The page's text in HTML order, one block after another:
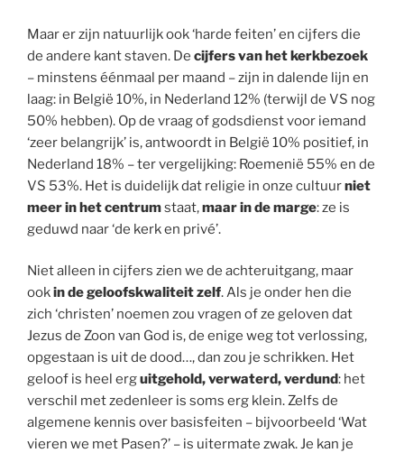
Maar er zijn natuurlijk ook ‘harde feiten’ en cijfers die
de andere kant staven. De cijfers van het kerkbezoek
– minstens éénmaal per maand – zijn in dalende lijn en
laag: in België 10%, in Nederland 12% (terwijl de VS nog
50% hebben). Op de vraag of godsdienst voor iemand
‘zeer belangrijk’ is, antwoordt in België 10% positief, in
Nederland 18% – ter vergelijking: Roemenië 55% en de
VS 53%. Het is duidelijk dat religie in onze cultuurniet
meer in het centrumstaat,maar in de marge: ze is
geduwd naar ‘de kerk en privé’.
Niet alleen in cijfers zien we de achteruitgang, maar
ookin de geloofskwaliteit zelf. Als je onder hen die
zich ‘christen’ noemen zou vragen of ze geloven dat
Jezus de Zoon van God is, de enige weg tot verlossing,
opgestaan is uit de dood…, dan zou je schrikken. Het
geloof is heel erguitgehold, verwaterd, verdund: het
verschil met zedenleer is soms erg klein. Zelfs de
algemene kennis over basisfeiten – bijvoorbeeld ‘Wat
vieren we met Pasen?’ – is uitermate zwak. Je kan je